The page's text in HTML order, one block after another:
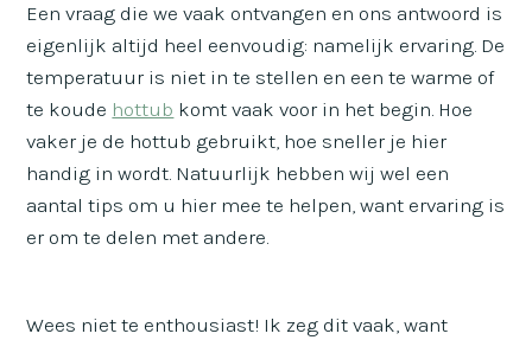
Een vraag die we vaak ontvangen en ons antwoord is
eigenlijk altijd heel eenvoudig: namelijk ervaring. De
temperatuur is niet in te stellen en een te warme of
te koude hottub komt vaak voor in het begin. Hoe
vaker je de hottub gebruikt, hoe sneller je hier
handig in wordt. Natuurlijk hebben wij wel een
aantal tips om u hier mee te helpen, want ervaring is
er om te delen met andere.
Wees niet te enthousiast! Ik zeg dit vaak, want